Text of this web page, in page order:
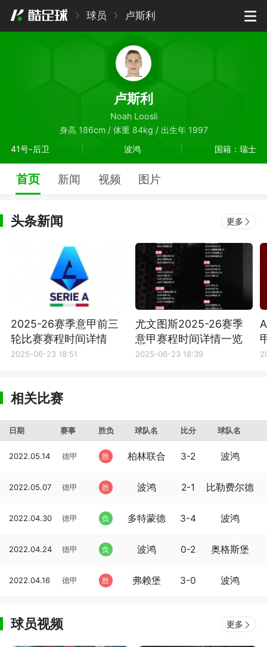
球员 卢斯利
卢斯利
Noah Loosli
身高 186cm / 体重 84kg / 出生年 1997
41号-后卫
波鸿 国籍：瑞士
首页 新闻 视频 图片
头条新闻 更多
2025-26赛季意甲前三
轮比赛赛程时间详情
2025-06-23 18:51
尤文图斯2025-26赛季
意甲赛程时间详情一览
2025-06-23 18:39
相关比赛
日期 赛事 胜负 球队名 比分 球队名
2022.05.14 德甲 胜 柏林联合 3-2 波鸿
2022.05.07 德甲 胜 波鸿 2-1 比勒费尔德
2022.04.30 德甲 负 多特蒙德 3-4 波鸿
2022.04.24 德甲 负 波鸿 0-2 奥格斯堡
2022.04.16 德甲 胜 弗赖堡 3-0 波鸿
球员视频 更多